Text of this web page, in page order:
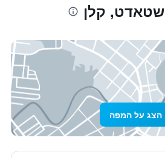
קלן
הצג על המפה